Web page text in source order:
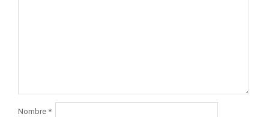
Nombre *